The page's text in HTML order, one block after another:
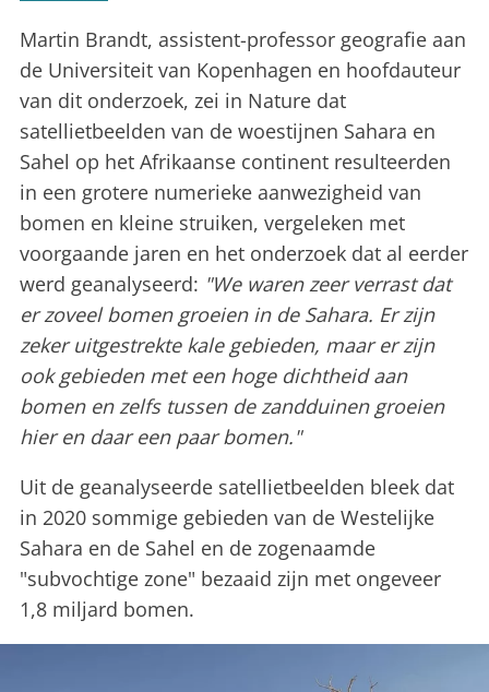
Martin Brandt, assistent-professor geografie aan
de Universiteit van Kopenhagen en hoofdauteur
van dit onderzoek, zei in Nature dat
satellietbeelden van de woestijnen Sahara en
Sahel op het Afrikaanse continent resulteerden
in een grotere numerieke aanwezigheid van
bomen en kleine struiken, vergeleken met
voorgaande jaren en het onderzoek dat al eerder
werd geanalyseerd: "We waren zeer verrast dat
er zoveel bomen groeien in de Sahara. Er zijn
zeker uitgestrekte kale gebieden, maar er zijn
ook gebieden met een hoge dichtheid aan
bomen en zelfs tussen de zandduinen groeien
hier en daar een paar bomen."
Uit de geanalyseerde satellietbeelden bleek dat
in 2020 sommige gebieden van de Westelijke
Sahara en de Sahel en de zogenaamde
"subvochtige zone" bezaaid zijn met ongeveer
1,8 miljard bomen.